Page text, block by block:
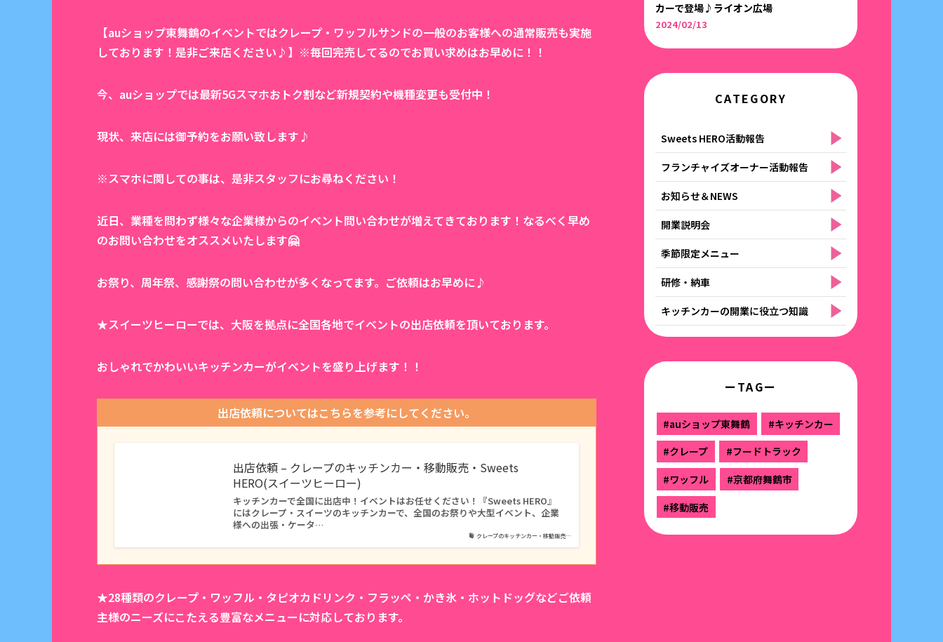
【auショップ東舞鶴のイベントではクレープ・ワッフルサンドの一般のお客様への通常販売も実施
しております！是非ご来店ください♪】※毎回完売してるのでお買い求めはお早めに！！
今、auショップでは最新5Gスマホおトク割など新規契約や機種変更も受付中！
現状、来店には御予約をお願い致します♪
※スマホに関しての事は、是非スタッフにお尋ねください！
近日、業種を問わず様々な企業様からのイベント問い合わせが増えてきております！なるべく早め
のお問い合わせをオススメいたします🤗
お祭り、周年祭、感謝祭の問い合わせが多くなってます。ご依頼はお早めに♪
★スイーツヒーローでは、大阪を拠点に全国各地でイベントの出店依頼を頂いております。
おしゃれでかわいいキッチンカーがイベントを盛り上げます！！
出店依頼についてはこちらを参考にしてください。
クレープのキッチンカー・移動販売…
出店依頼 – クレープのキッチンカー・移動販売・Sweets
HERO(スイーツヒーロー)
キッチンカーで全国に出店中！イベントはお任せください！『Sweets HERO』
にはクレープ・スイーツのキッチンカーで、全国のお祭りや大型イベント、企業
様への出張・ケータ…
★28種類のクレープ・ワッフル・タピオカドリンク・フラッペ・かき氷・ホットドッグなどご依頼
主様のニーズにこたえる豊富なメニューに対応しております。
カーで登場♪ライオン広場
2024/02/13
CATEGORY
Sweets HERO活動報告
フランチャイズオーナー活動報告
お知らせ＆NEWS
開業説明会
季節限定メニュー
研修・納車
キッチンカーの開業に役立つ知識
ーTAGー
#auショップ東舞鶴
#キッチンカー
#クレープ
#フードトラック
#ワッフル
#京都府舞鶴市
#移動販売